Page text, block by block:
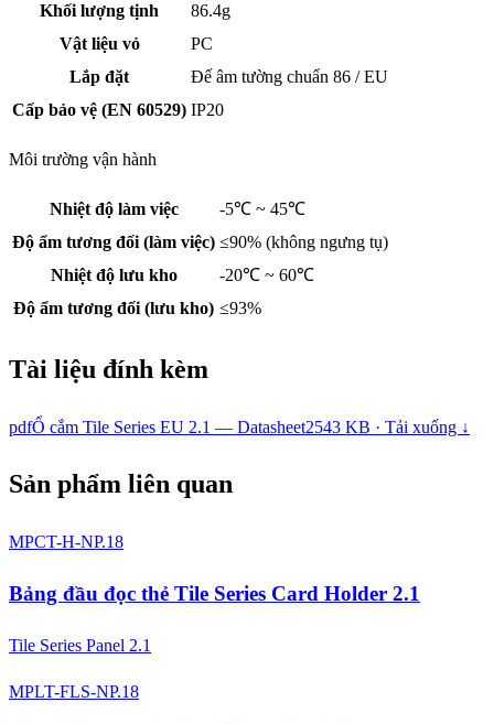
Khối lượng tịnh
86.4g
Vật liệu vỏ
PC
Lắp đặt
Đế âm tường chuẩn 86 / EU
Cấp bảo vệ (EN 60529) IP20
Môi trường vận hành
Nhiệt độ làm việc
-5℃ ~ 45℃
Độ ẩm tương đối (làm việc) ≤90% (không ngưng tụ)
Nhiệt độ lưu kho
-20℃ ~ 60℃
Độ ẩm tương đối (lưu kho) ≤93%
Tài liệu đính kèm
pdfỔ cắm Tile Series EU 2.1 — Datasheet2543 KB · Tải xuống ↓
Sản phẩm liên quan
MPCT-H-NP.18
Bảng đầu đọc thẻ Tile Series Card Holder 2.1
Tile Series Panel 2.1
MPLT-FLS-NP.18